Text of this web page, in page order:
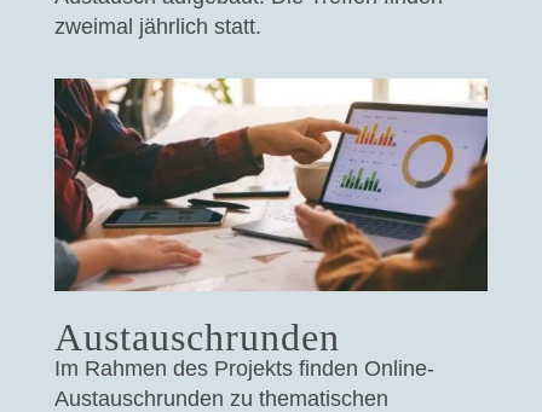
zweimal jährlich statt.
Austauschrunden
Im Rahmen des Projekts finden Online-
Austauschrunden zu thematischen